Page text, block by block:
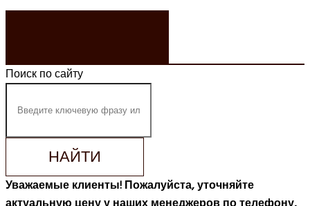
Поиск по сайту
НАЙТИ
Уважаемые клиенты! Пожалуйста, уточняйте